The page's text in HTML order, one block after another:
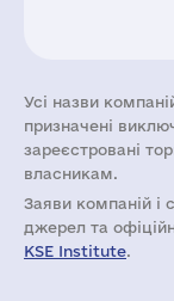
Усі назви
призначені
зареєстровані
власникам.
Заяви компаній i
джерел та
KSE Institute.